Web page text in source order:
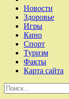
Новости
Здоровье
Игры
Кино
Спорт
Туризм
Факты
Карта сайта
Найти: